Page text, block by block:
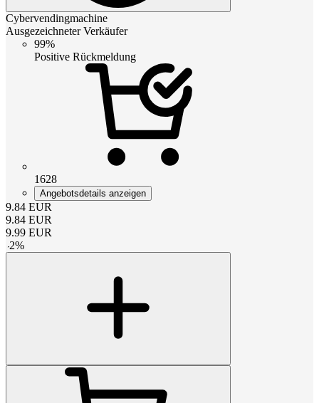
Cybervendingmachine
Ausgezeichneter Verkäufer
99%
Positive Rückmeldung
1628
Angebotsdetails anzeigen
9.84 EUR
9.84 EUR
9.99 EUR
-2%